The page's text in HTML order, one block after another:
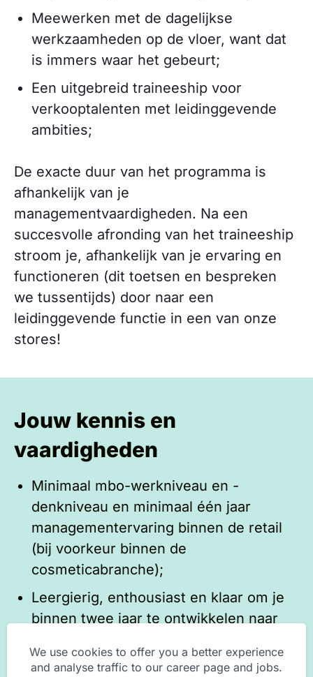
Meewerken met de dagelijkse
werkzaamheden op de vloer, want dat
is immers waar het gebeurt;
Een uitgebreid traineeship voor
verkooptalenten met leidinggevende
ambities;
De exacte duur van het programma is
afhankelijk van je
managementvaardigheden. Na een
succesvolle afronding van het traineeship
stroom je, afhankelijk van je ervaring en
functioneren (dit toetsen en bespreken
we tussentijds) door naar een
leidinggevende functie in een van onze
stores!
Jouw kennis en
vaardigheden
Minimaal mbo-werkniveau en -
denkniveau en minimaal één jaar
managementervaring binnen de retail
(bij voorkeur binnen de
cosmeticabranche);
Leergierig, enthousiast en klaar om je
binnen twee jaar te ontwikkelen naar
Een grote mate van zelfstandigheid,
We use cookies to offer you a better experience
and analyse traffic to our career page and jobs.